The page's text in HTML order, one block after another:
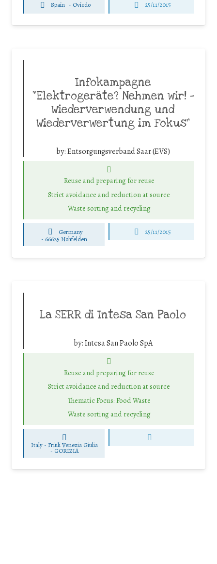
Spain - Oviedo 25/11/2015
Infokampagne
“Elektrogeräte? Nehmen wir! –
Wiederverwendung und
Wiederverwertung im Fokus”
by:Entsorgungsverband Saar (EVS)
Reuse and preparing for reuse
Strict avoidance and reduction at source
Waste sorting and recycling
Germany
- 66625 Nohfelden
25/11/2015
La SERR di Intesa San Paolo
by:Intesa San Paolo SpA
Reuse and preparing for reuse
Strict avoidance and reduction at source
Thematic Focus: Food Waste
Waste sorting and recycling
Italy - Friuli Venezia Giulia
- GORIZIA